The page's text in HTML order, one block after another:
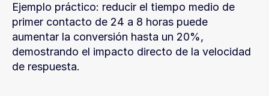
Ejemplo práctico: reducir el tiempo medio de
primer contacto de 24 a 8 horas puede
aumentar la conversión hasta un 20%,
demostrando el impacto directo de la velocidad
de respuesta.